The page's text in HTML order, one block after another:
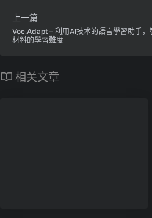
上一篇
Voc.Adapt – 利用AI技术的語言學習助手
材料的學習難度
相关文章